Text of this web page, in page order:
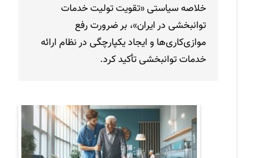
خلاصه سیاستی «تقویت تولیت خدمات
توانبخشی در ایران»، بر ضرورت رفع
موازی‌کاری‌ها و ایجاد یکپارچگی در نظام ارائه
خدمات توانبخشی تأکید کرد.